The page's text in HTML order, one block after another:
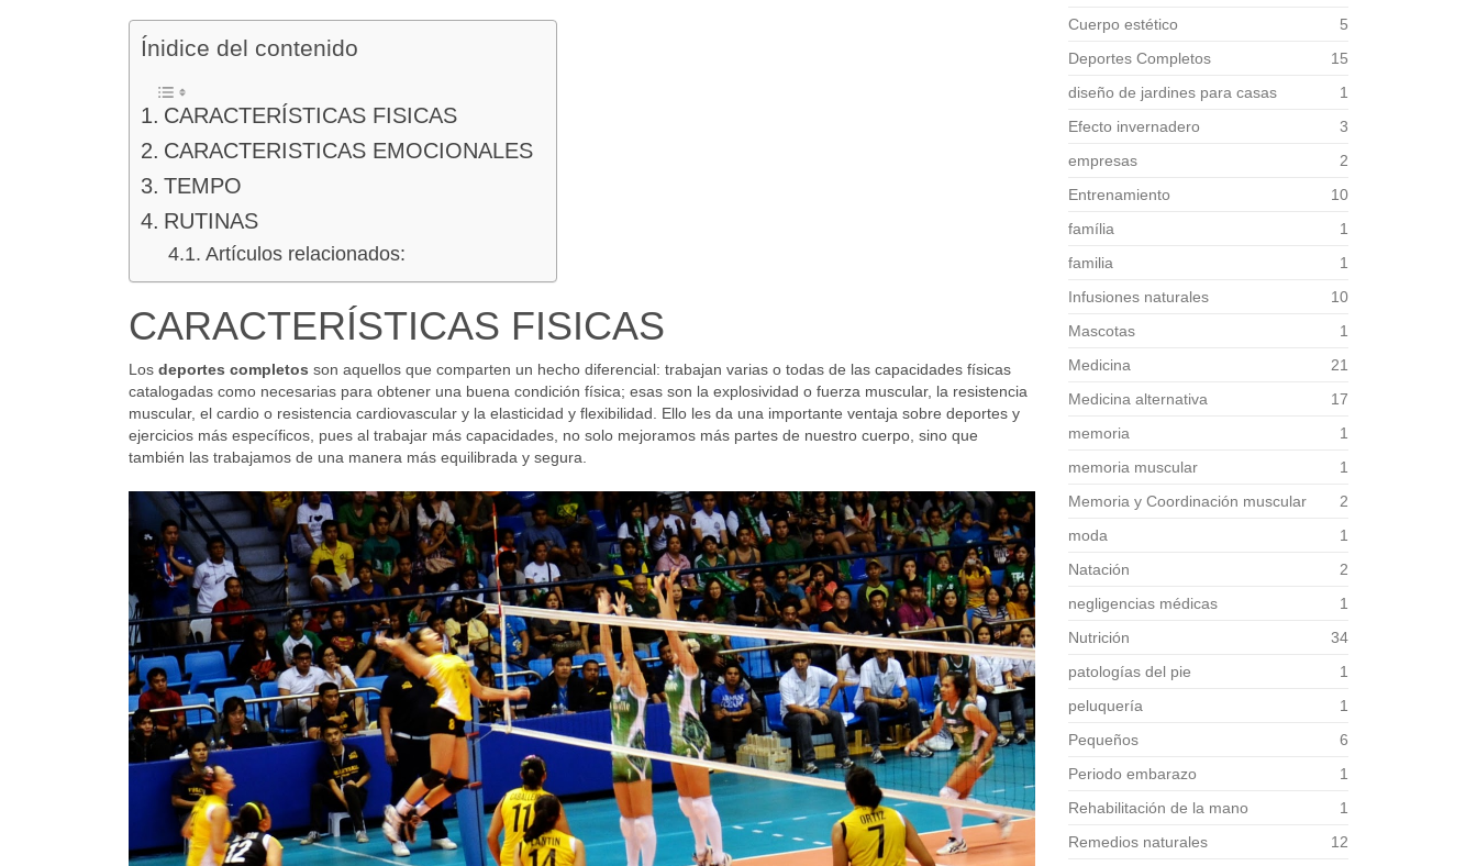
Ínidice del contenido
CARACTERÍSTICAS FISICAS
CARACTERISTICAS EMOCIONALES
TEMPO
RUTINAS
Artículos relacionados:
CARACTERÍSTICAS FISICAS
Los deportes completos son aquellos que comparten un hecho diferencial: trabajan varias o todas de las capacidades físicas
catalogadas como necesarias para obtener una buena condición física; esas son la explosividad o fuerza muscular, la resistencia
muscular, el cardio o resistencia cardiovascular y la elasticidad y flexibilidad. Ello les da una importante ventaja sobre deportes y
ejercicios más específicos, pues al trabajar más capacidades, no solo mejoramos más partes de nuestro cuerpo, sino que
también las trabajamos de una manera más equilibrada y segura.
Cuerpo estético
5
Deportes Completos
15
diseño de jardines para casas
1
Efecto invernadero
3
empresas
2
Entrenamiento
10
família
1
familia
1
Infusiones naturales
10
Mascotas
1
Medicina
21
Medicina alternativa
17
memoria
1
memoria muscular
1
Memoria y Coordinación muscular
2
moda
1
Natación
2
negligencias médicas
1
Nutrición
34
patologías del pie
1
peluquería
1
Pequeños
6
Periodo embarazo
1
Rehabilitación de la mano
1
Remedios naturales
12